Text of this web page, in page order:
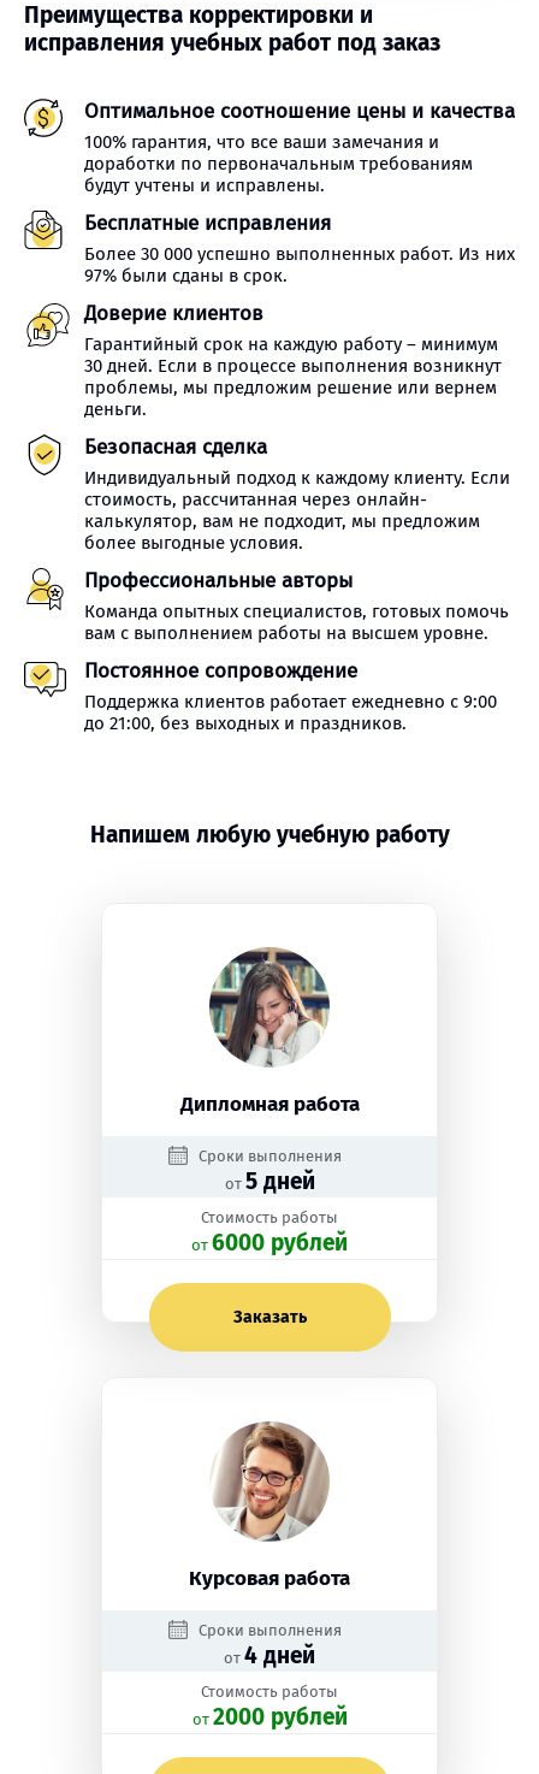
Преимущества корректировки и
исправления учебных работ под заказ
Оптимальное соотношение цены и качества
100% гарантия, что все ваши замечания и
доработки по первоначальным требованиям
будут учтены и исправлены.
Бесплатные исправления
Более 30 000 успешно выполненных работ. Из них
97% были сданы в срок.
Доверие клиентов
Гарантийный срок на каждую работу – минимум
30 дней. Если в процессе выполнения возникнут
проблемы, мы предложим решение или вернем
деньги.
Безопасная сделка
Индивидуальный подход к каждому клиенту. Если
стоимость, рассчитанная через онлайн-
калькулятор, вам не подходит, мы предложим
более выгодные условия.
Профессиональные авторы
Команда опытных специалистов, готовых помочь
вам с выполнением работы на высшем уровне.
Постоянное сопровождение
Поддержка клиентов работает ежедневно с 9:00
до 21:00, без выходных и праздников.
Напишем любую учебную работу
Дипломная работа
Сроки выполнения
от 5 дней
Стоимость работы
oт 6000 рублей
Заказать
Курсовая работа
Сроки выполнения
от 4 дней
Стоимость работы
oт 2000 рублей